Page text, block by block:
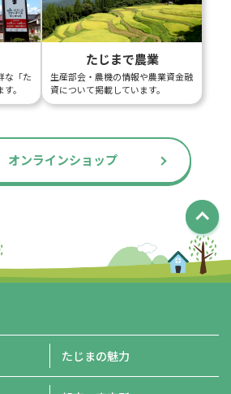
な「た
。
たじまで農業
生産部会・農機の情報や農業資金融
資について掲載しています。
オンラインショップ
たじまの魅力